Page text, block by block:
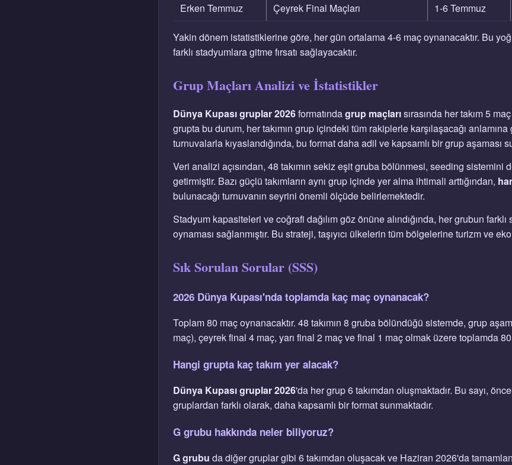
Erken Temmuz
Çeyrek Final Maçları 1-6 Temmuz
Yakin dönem istatistiklerine göre, her gün ortalama 4-6 maç oynanacaktır. Bu
farklı stadyumlara gitme fırsatı sağlayacaktır.
Grup Maçları Analizi ve İstatistikler
Dünya Kupası gruplar 2026formatındagrup maçlarısırasında her takım 5
grupta bu durum, her takımın grup içindeki tüm rakiplerle karşılaşacağı
turnuvalarla kıyaslandığında, bu format daha adil ve kapsamlı bir grup aşaması
Veri analizi açısından, 48 takımın sekiz eşit gruba bölünmesi, seeding
getirmiştir. Bazı güçlü takımların aynı grup içinde yer alma ihtimali arttığından,
bulunacağı turnuvanın seyrini önemli ölçüde belirlemektedir.
Stadyum kapasiteleri ve coğrafi dağılım göz önüne alındığında, her grubun
oynaması sağlanmıştır. Bu strateji, taşıyıcı ülkelerin tüm bölgelerine turizm ve
Sık Sorulan Sorular (SSS)
2026 Dünya Kupası'nda toplamda kaç maç oynanacak?
Toplam 80 maç oynanacaktır. 48 takımın 8 gruba bölündüğü sistemde, grup
maç), çeyrek final 4 maç, yarı final 2 maç ve final 1 maç olmak üzere toplamda
Hangi grupta kaç takım yer alacak?
Dünya Kupası gruplar 2026'da her grup 6 takımdan oluşmaktadır. Bu sayı,
gruplardan farklı olarak, daha kapsamlı bir format sunmaktadır.
G grubu hakkında neler biliyoruz?
G grubu da diğer gruplar gibi 6 takımdan oluşacak ve Haziran 2026'da